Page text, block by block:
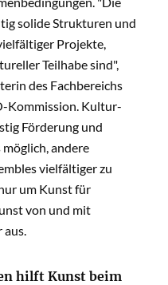
solide Strukturen und
Projekte,
Teilhabe sind",
des Fachbereichs
Kommission. Kultur-
Förderung und
andere
vielfältiger zu
um Kunst für
von und mit
hilft Kunst beim